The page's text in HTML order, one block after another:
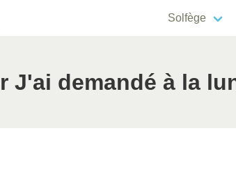
Solfège
J'ai demandé à la